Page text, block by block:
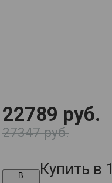
22789 руб.
27347 руб.
В
Купить в 1